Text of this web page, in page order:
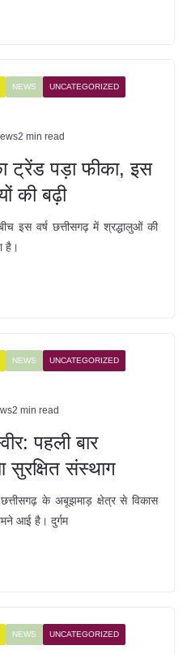
NEWS UNCATEGORIZED
2 min read
ट्रेंड पड़ा फीका, इस
की बढ़ी
इस वर्ष छत्तीसगढ़ में श्रद्धालुओं की
है।
NEWS UNCATEGORIZED
2 min read
पहली बार
सुरक्षित संस्थाग
छत्तीसगढ़ के अबूझमाड़ क्षेत्र से विकास
आई है। दुर्गम
NEWS UNCATEGORIZED